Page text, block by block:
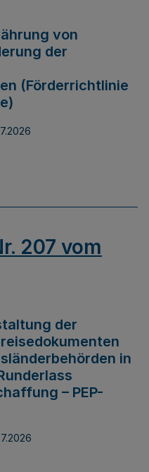
von
der
(Förderrichtlinie
207 vom
der
in
– PEP-